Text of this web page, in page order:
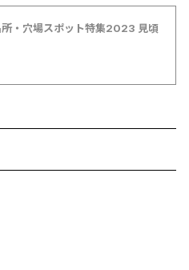
・穴場スポット特集2023 見頃